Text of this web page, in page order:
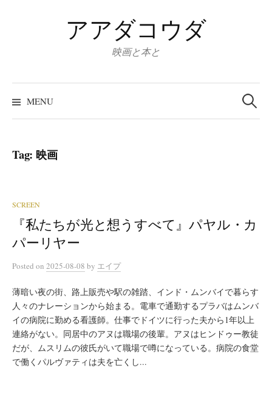
アアダコウダ
映画と本と
MENU
Search
for:
Tag: 映画
SCREEN
『私たちが光と想うすべて』パヤル・カ
パーリヤー
Posted on 2025-08-08 by エイプ
薄暗い夜の街、路上販売や駅の雑踏、インド・ムンバイで暮らす
人々のナレーションから始まる。電車で通勤するプラバはムンバ
イの病院に勤める看護師。仕事でドイツに行った夫から1年以上
連絡がない。同居中のアヌは職場の後輩。アヌはヒンドゥー教徒
だが、ムスリムの彼氏がいて職場で噂になっている。病院の食堂
で働くパルヴァティは夫を亡くし...